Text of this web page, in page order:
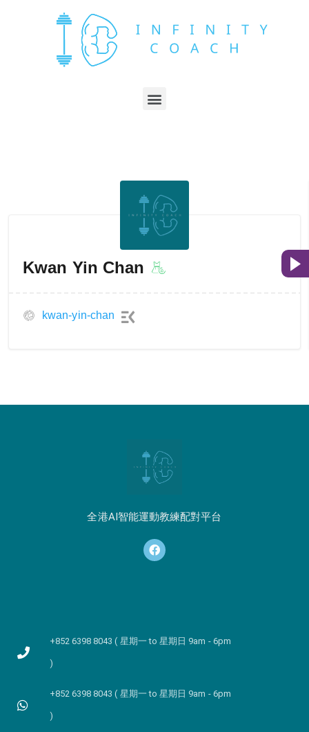
Kwan Yin Chan
kwan-yin-chan
全港AI智能運動教練配對平台
+852 6398 8043 ( 星期一 to 星期日 9am - 6pm
)
+852 6398 8043 ( 星期一 to 星期日 9am - 6pm
)